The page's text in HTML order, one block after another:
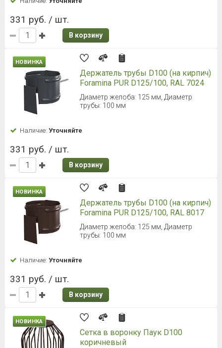
331 руб. / шт.
В корзину
НОВИНКА
Держатель трубы D100 (на кирпич)
Foramina PUR D125/100, RAL 7024
Диаметр желоба: 125 мм, Диаметр
трубы: 100 мм
Наличие: Уточняйте
331 руб. / шт.
В корзину
НОВИНКА
Держатель трубы D100 (на кирпич)
Foramina PUR D125/100, RAL 8017
Диаметр желоба: 125 мм, Диаметр
трубы: 100 мм
Наличие: Уточняйте
331 руб. / шт.
В корзину
НОВИНКА
Сетка в воронку Паук D100
коричневый